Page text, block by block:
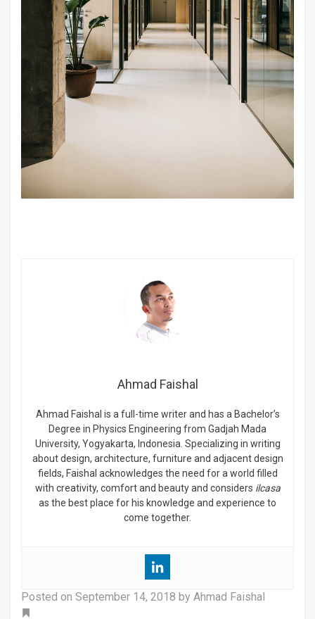
Ahmad Faishal
Ahmad Faishal is a full-time writer and has a Bachelor’s
Degree in Physics Engineering from Gadjah Mada
University, Yogyakarta, Indonesia. Specializing in writing
about design, architecture, furniture and adjacent design
fields, Faishal acknowledges the need for a world filled
with creativity, comfort and beauty and considers ilcasa
as the best place for his knowledge and experience to
come together.
Posted on September 14, 2018 by Ahmad Faishal